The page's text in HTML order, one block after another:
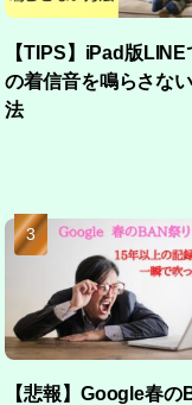
【TIPS】iPad版
の着信音を鳴らさな
法
【悲報】Google春の